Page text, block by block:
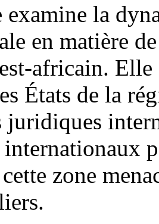
examine la
en matière
africain.
États de la
internationaux
zone